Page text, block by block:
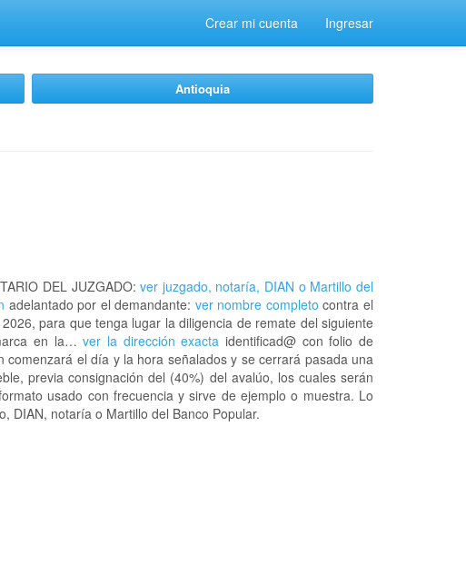
Crear mi cuenta Ingresar
Antioquia
DEL JUZGADO: ver juzgado, notaría, DIAN o Martillo del
adelantado por el demandante: ver nombre completo contra el
para que tenga lugar la diligencia de remate del siguiente
en la…ver la dirección exacta identificad@ con folio de
el día y la hora señalados y se cerrará pasada una
previa consignación del (40%) del avalúo, los cuales serán
usado con frecuencia y sirve de ejemplo o muestra. Lo
DIAN, notaría o Martillo del Banco Popular.